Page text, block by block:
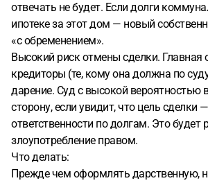
отвечать не будет. Если долги
ипотеке за этот дом — новый
«с обременением».
Высокий риск отмены сделки. Главная
кредиторы (те, кому она должна по
дарение. Суд с высокой вероятностью
сторону, если увидит, что цель сделки
ответственности по долгам. Это будет
злоупотребление правом.
Что делать:
Прежде чем оформлять дарственную,